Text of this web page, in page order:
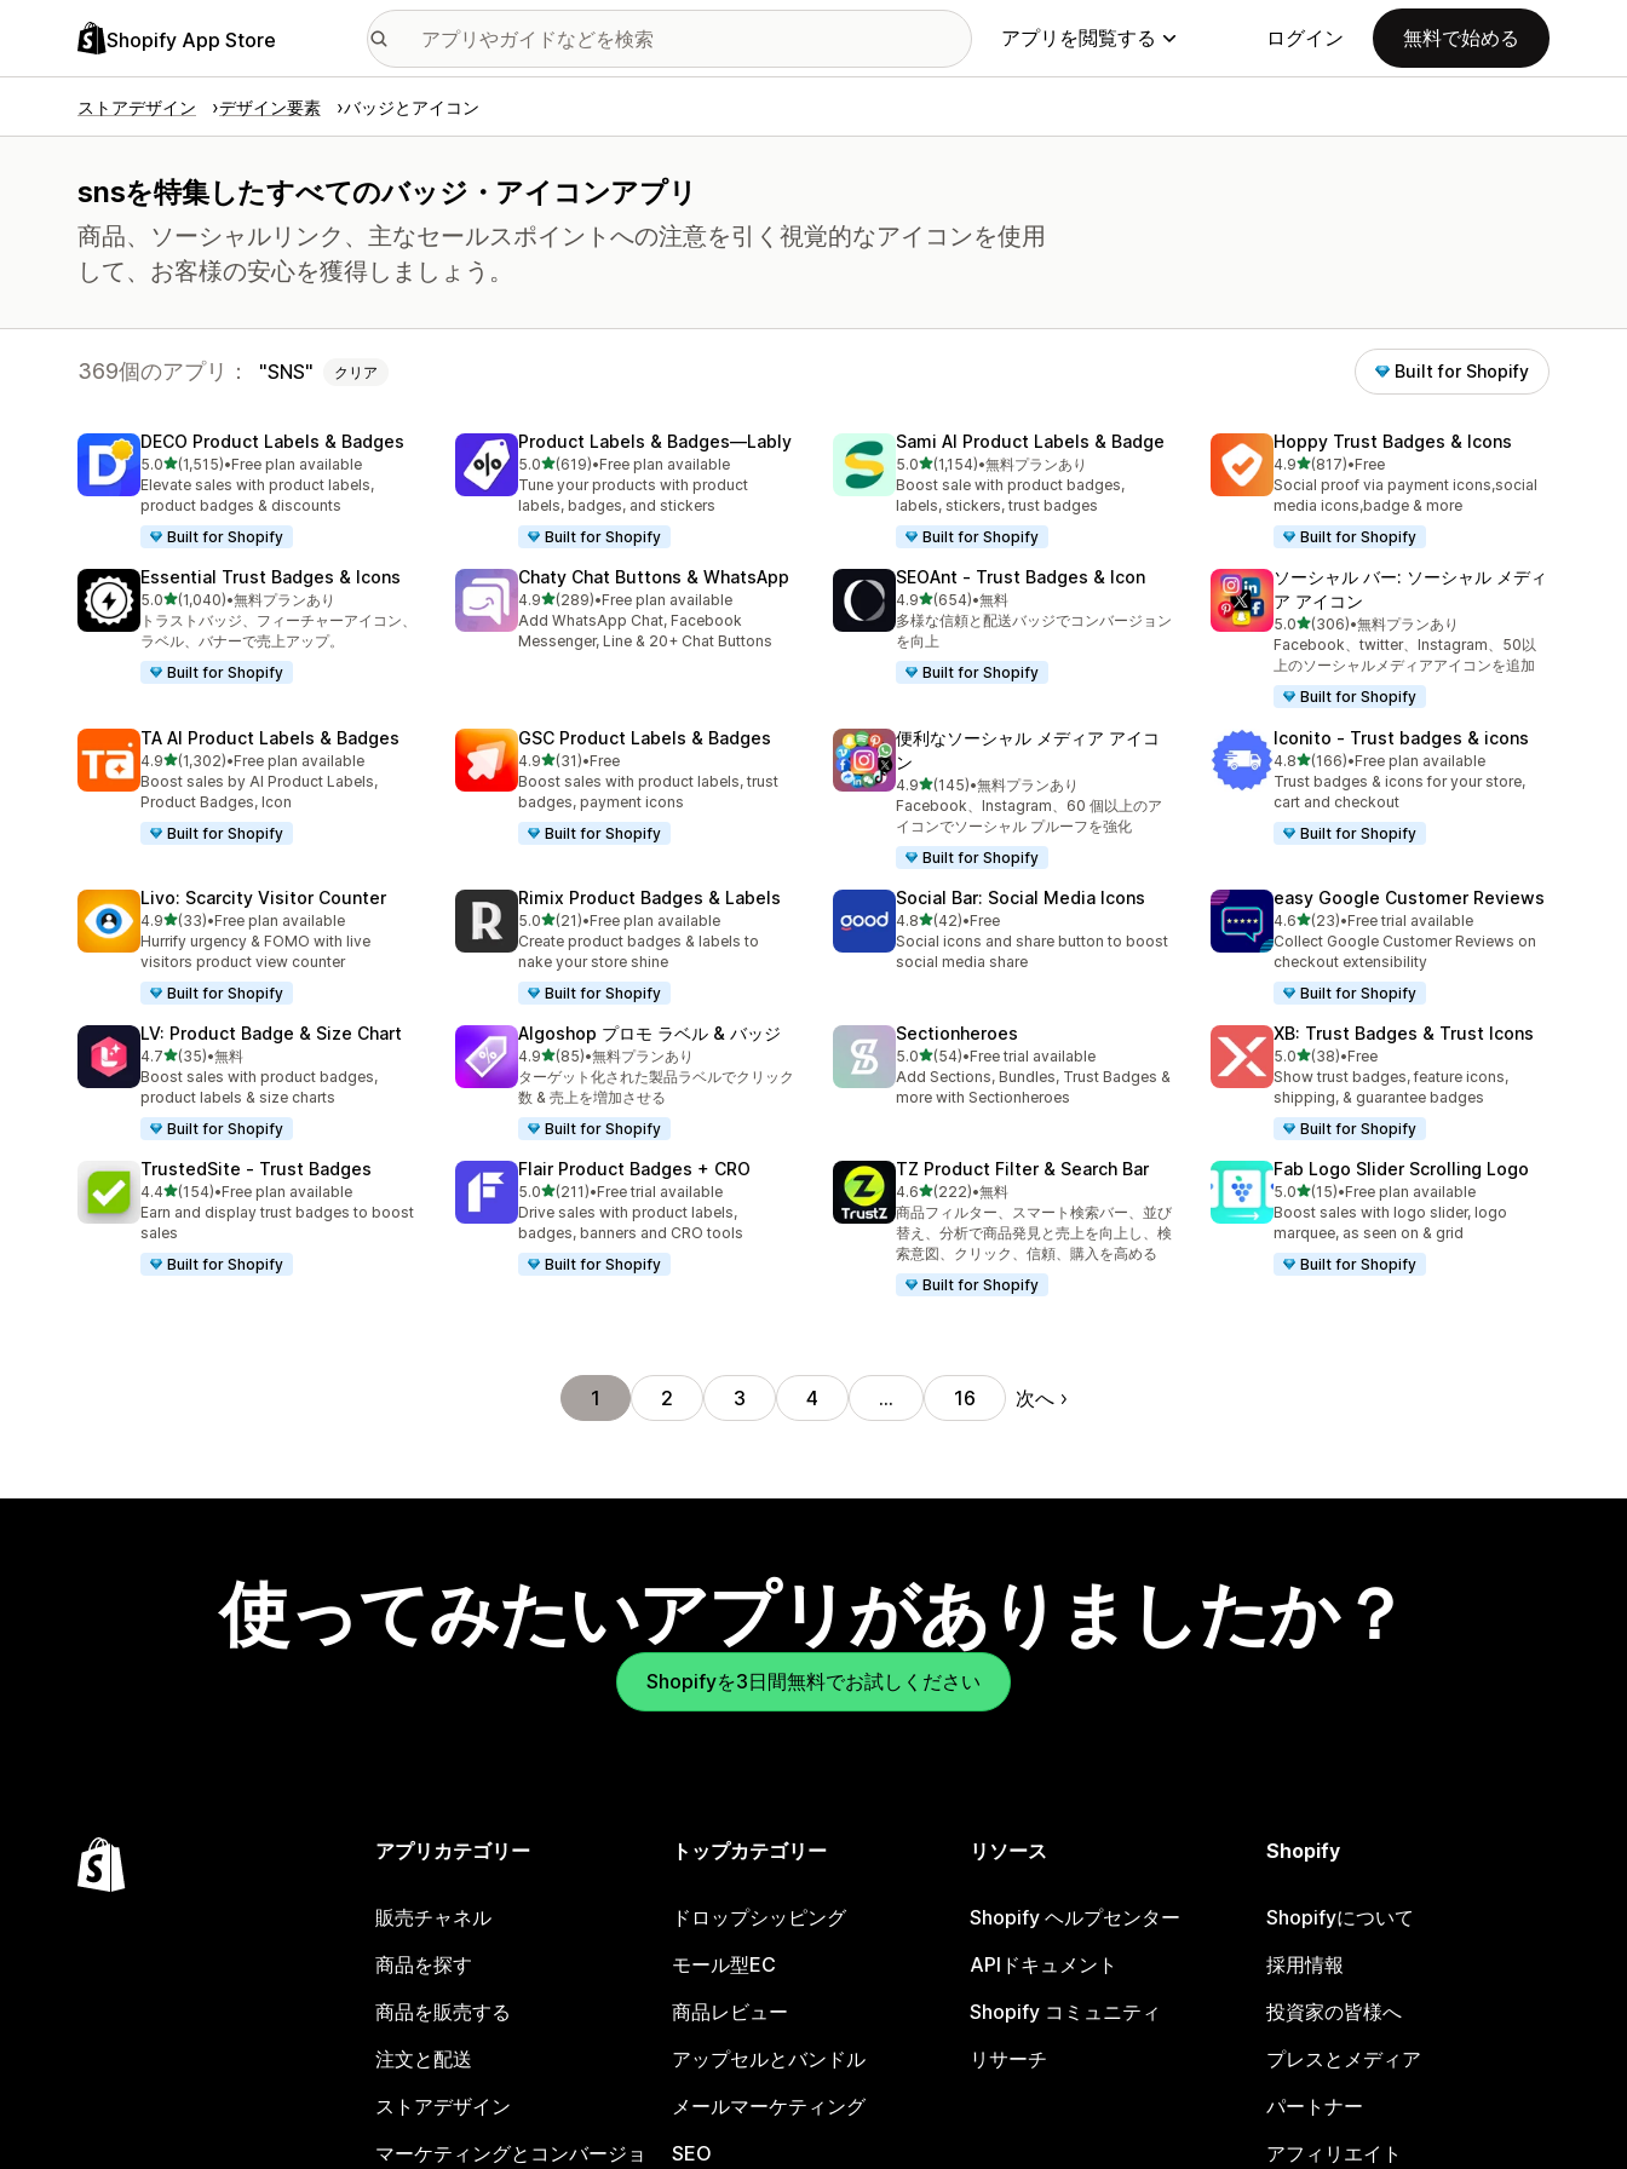
Shopify App Store アプリを閲覧する ログイン 無料で始める
ストアデザイン デザイン要素 バッジとアイコン
snsを特集したすべてのバッジ・アイコンアプリ
商品、ソーシャルリンク、主なセールスポイントへの注意を引く視覚的なアイコンを使用
して、お客様の安心を獲得しましょう。
369個のアプリ： SNS クリア Built for Shopify
DECO Product Labels & Badges
5.05つ星中
(1,515)
合計レビュー数：1515件
•Free plan available
Elevate sales with product labels,
product badges & discounts
Built for Shopify
Product Labels & Badges—Lably
5.05つ星中
(619)
合計レビュー数：619件
•Free plan available
Tune your products with product
labels, badges, and stickers
Built for Shopify
Sami AI Product Labels & Badge
5.05つ星中
(1,154)
合計レビュー数：1154件
•無料プランあり
Boost sale with product badges,
labels, stickers, trust badges
Built for Shopify
Hoppy Trust Badges & Icons
4.95つ星中
(817)
合計レビュー数：817件
•Free
Social proof via payment icons,social
media icons,badge & more
Built for Shopify
Essential Trust Badges & Icons
5.05つ星中
(1,040)
合計レビュー数：1040件
•無料プランあり
トラストバッジ、フィーチャーアイコン、
ラベル、バナーで売上アップ。
Built for Shopify
Chaty Chat Buttons & WhatsApp
4.95つ星中
(289)
合計レビュー数：289件
•Free plan available
Add WhatsApp Chat, Facebook
Messenger, Line & 20+ Chat Buttons
SEOAnt ‑ Trust Badges & Icon
4.95つ星中
(654)
合計レビュー数：654件
•無料
多様な信頼と配送バッジでコンバージョン
を向上
Built for Shopify
ソーシャル バー: ソーシャル メディ
ア アイコン
5.05つ星中
(306)
合計レビュー数：306件
•無料プランあり
Facebook、twitter、Instagram、50以
上のソーシャルメディアアイコンを追加
Built for Shopify
TA AI Product Labels & Badges
4.95つ星中
(1,302)
合計レビュー数：1302件
•Free plan available
Boost sales by AI Product Labels,
Product Badges, Icon
Built for Shopify
GSC Product Labels & Badges
4.95つ星中
(31)
合計レビュー数：31件
•Free
Boost sales with product labels, trust
badges, payment icons
Built for Shopify
便利なソーシャル メディア アイコ
ン
4.95つ星中
(145)
合計レビュー数：145件
•無料プランあり
Facebook、Instagram、60 個以上のア
イコンでソーシャル プルーフを強化
Built for Shopify
Iconito ‑ Trust badges & icons
4.85つ星中
(166)
合計レビュー数：166件
•Free plan available
Trust badges & icons for your store,
cart and checkout
Built for Shopify
Livo: Scarcity Visitor Counter
4.95つ星中
(33)
合計レビュー数：33件
•Free plan available
Hurrify urgency & FOMO with live
visitors product view counter
Built for Shopify
Rimix Product Badges & Labels
5.05つ星中
(21)
合計レビュー数：21件
•Free plan available
Create product badges & labels to
nake your store shine
Built for Shopify
Social Bar: Social Media Icons
4.85つ星中
(42)
合計レビュー数：42件
•Free
Social icons and share button to boost
social media share
easy Google Customer Reviews
4.65つ星中
(23)
合計レビュー数：23件
•Free trial available
Collect Google Customer Reviews on
checkout extensibility
Built for Shopify
LV: Product Badge & Size Chart
4.75つ星中
(35)
合計レビュー数：35件
•無料
Boost sales with product badges,
product labels & size charts
Built for Shopify
Algoshop プロモ ラベル & バッジ
4.95つ星中
(85)
合計レビュー数：85件
•無料プランあり
ターゲット化された製品ラベルでクリック
数 & 売上を増加させる
Built for Shopify
Sectionheroes
5.05つ星中
(54)
合計レビュー数：54件
•Free trial available
Add Sections, Bundles, Trust Badges &
more with Sectionheroes
XB: Trust Badges & Trust Icons
5.05つ星中
(38)
合計レビュー数：38件
•Free
Show trust badges, feature icons,
shipping, & guarantee badges
Built for Shopify
TrustedSite ‑ Trust Badges
4.45つ星中
(154)
合計レビュー数：154件
•Free plan available
Earn and display trust badges to boost
sales
Built for Shopify
Flair Product Badges + CRO
5.05つ星中
(211)
合計レビュー数：211件
•Free trial available
Drive sales with product labels,
badges, banners and CRO tools
Built for Shopify
TZ Product Filter & Search Bar
4.65つ星中
(222)
合計レビュー数：222件
•無料
商品フィルター、スマート検索バー、並び
替え、分析で商品発見と売上を向上し、検
索意図、クリック、信頼、購入を高める
Built for Shopify
Fab Logo Slider Scrolling Logo
5.05つ星中
(15)
合計レビュー数：15件
•Free plan available
Boost sales with logo slider, logo
marquee, as seen on & grid
Built for Shopify
1 2 3 4 … 16 次へ
使ってみたいアプリがありましたか？
Shopifyを3日間無料でお試しください
アプリカテゴリー
販売チャネル
商品を探す
商品を販売する
注文と配送
ストアデザイン
マーケティングとコンバージョ
トップカテゴリー
ドロップシッピング
モール型EC
商品レビュー
アップセルとバンドル
メールマーケティング
SEO
リソース
Shopify ヘルプセンター
APIドキュメント
Shopify コミュニティ
リサーチ
Shopify
Shopifyについて
採用情報
投資家の皆様へ
プレスとメディア
パートナー
アフィリエイト